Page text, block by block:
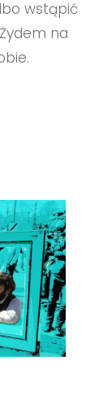
wstąpić
na